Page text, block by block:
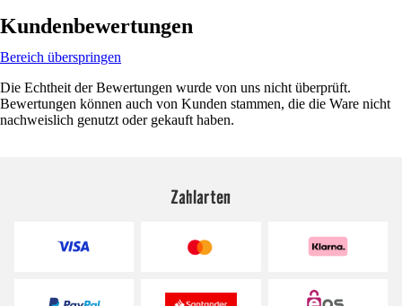
Kundenbewertungen
Bereich überspringen
Die Echtheit der Bewertungen wurde von uns nicht überprüft.
Bewertungen können auch von Kunden stammen, die die Ware nicht
nachweislich genutzt oder gekauft haben.
Zahlarten